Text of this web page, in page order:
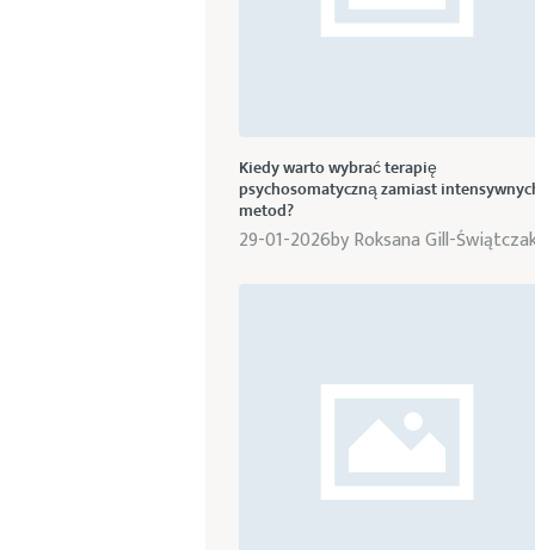
Kiedy warto wybrać terapię
psychosomatyczną zamiast
metod?
29-01-2026byRoksana Gill-